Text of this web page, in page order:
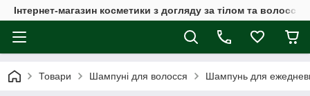
Інтернет-магазин косметики з догляду за тілом та
Товари Шампуні для волосся Шампунь для